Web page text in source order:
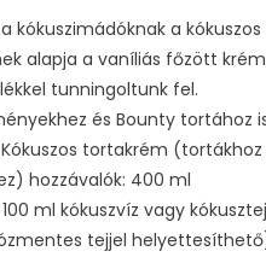
kókuszimádóknak a kókuszos
alapja a vaníliás főzött
tunningoltunk fel.
és Bounty tortához
tortakrém (tortákhoz
hozzávalók: 400 ml
ml kókuszvíz vagy kókusztej
tejjel